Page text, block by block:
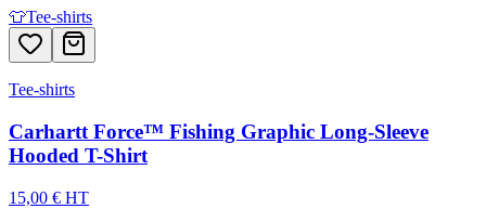
👕Tee-shirts
Tee-shirts
Carhartt Force™ Fishing Graphic Long-Sleeve
Hooded T-Shirt
15,00 € HT